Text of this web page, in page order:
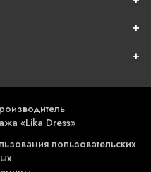
«Lika Dress»
пользовательских